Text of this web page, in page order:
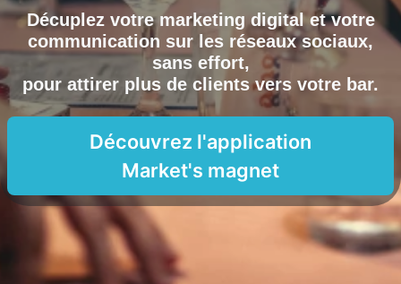
Décuplez votre marketing digital et votre
communication sur les réseaux sociaux,
sans effort,
pour attirer plus de clients vers votre bar.
Découvrez l'application
Market's magnet